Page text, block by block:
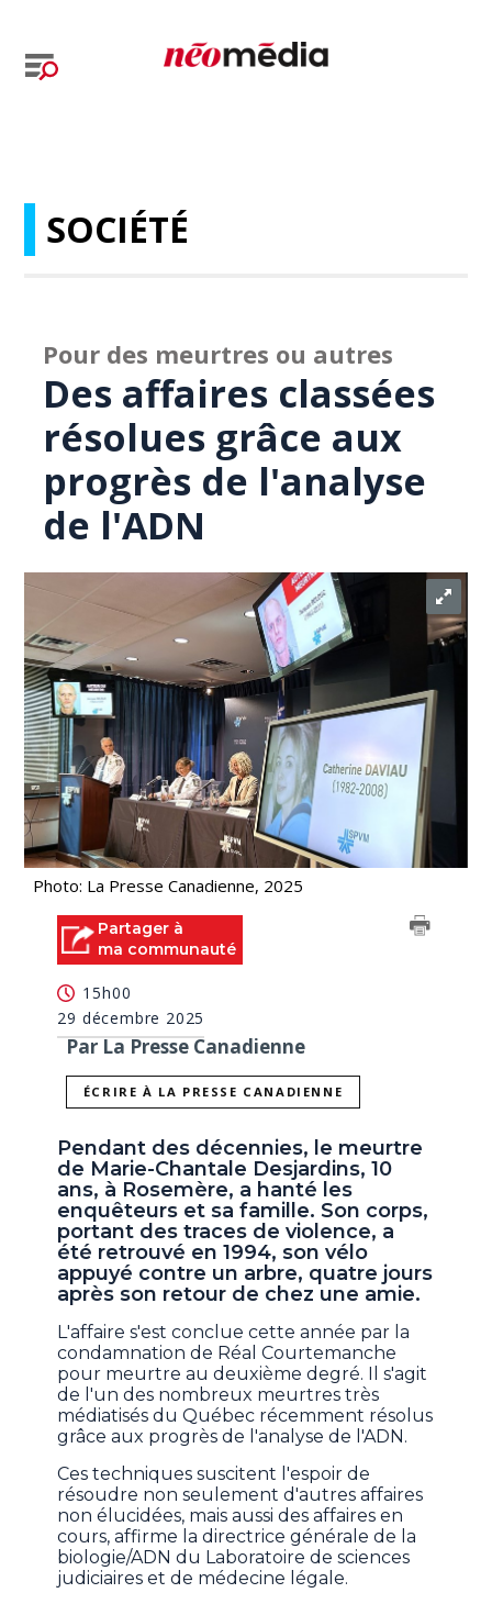
SOCIÉTÉ
Pour des meurtres ou autres
Des affaires classées
résolues grâce aux
progrès de l'analyse
de l'ADN
Photo: La Presse Canadienne, 2025
Partager à
ma communauté
15h00
29 décembre 2025
Par La Presse Canadienne
ÉCRIRE À LA PRESSE CANADIENNE
Pendant des décennies, le meurtre
de Marie-Chantale Desjardins, 10
ans, à Rosemère, a hanté les
enquêteurs et sa famille. Son corps,
portant des traces de violence, a
été retrouvé en 1994, son vélo
appuyé contre un arbre, quatre jours
après son retour de chez une amie.
L'affaire s'est conclue cette année par la
condamnation de Réal Courtemanche
pour meurtre au deuxième degré. Il s'agit
de l'un des nombreux meurtres très
médiatisés du Québec récemment résolus
grâce aux progrès de l'analyse de l'ADN.
Ces techniques suscitent l'espoir de
résoudre non seulement d'autres affaires
non élucidées, mais aussi des affaires en
cours, affirme la directrice générale de la
biologie/ADN du Laboratoire de sciences
judiciaires et de médecine légale.